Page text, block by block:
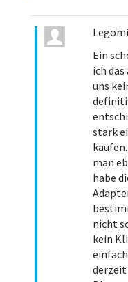
Ein
ich
uns
stark
man
habe
nicht
kein
derzeit